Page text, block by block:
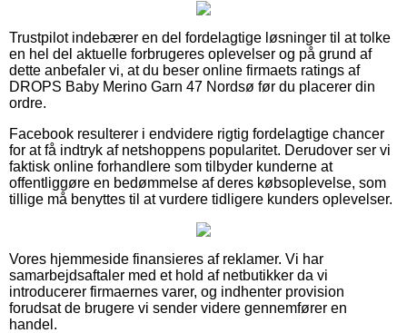
Trustpilot indebærer en del fordelagtige løsninger til at tolke
en hel del aktuelle forbrugeres oplevelser og på grund af
dette anbefaler vi, at du beser online firmaets ratings af
DROPS Baby Merino Garn 47 Nordsø før du placerer din
ordre.
Facebook resulterer i endvidere rigtig fordelagtige chancer
for at få indtryk af netshoppens popularitet. Derudover ser vi
faktisk online forhandlere som tilbyder kunderne at
offentliggøre en bedømmelse af deres købsoplevelse, som
tillige må benyttes til at vurdere tidligere kunders oplevelser.
Vores hjemmeside finansieres af reklamer. Vi har
samarbejdsaftaler med et hold af netbutikker da vi
introducerer firmaernes varer, og indhenter provision
forudsat de brugere vi sender videre gennemfører en
handel.